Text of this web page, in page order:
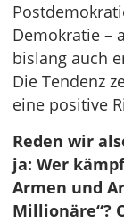
Demokratie –
bislang auch
Die Tendenz
eine positive
Reden wir
ja: Wer
Armen und
Millionäre“?